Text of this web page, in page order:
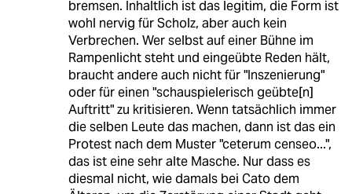
bremsen. Inhaltlich ist das legitim, die Form ist
wohl nervig für Scholz, aber auch kein
Verbrechen. Wer selbst auf einer Bühne im
Rampenlicht steht und eingeübte Reden hält,
braucht andere auch nicht für "Inszenierung"
oder für einen "schauspielerisch geübte[n]
Auftritt" zu kritisieren. Wenn tatsächlich immer
die selben Leute das machen, dann ist das ein
Protest nach dem Muster "ceterum censeo...",
das ist eine sehr alte Masche. Nur dass es
diesmal nicht, wie damals bei Cato dem